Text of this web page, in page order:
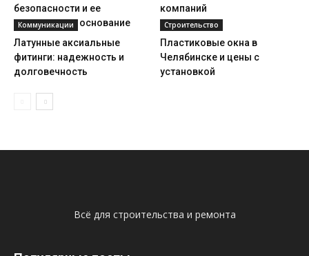
безопасности и ее
нормативное основание
компаний
Коммуникации
Латунные аксиальные
фитинги: надежность и
долговечность
Строительство
Пластиковые окна в
Челябинске и цены с
установкой
Всё для строительства и ремонта